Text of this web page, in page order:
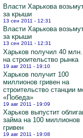
Власти Харькова
за крыши
13 сен 2011 - 12:31
Власти Харькова
за крыши
13 сен 2011 - 12:31
Харьков получил 40 млн.
на строительство рынка
19 авг 2011 - 19:10
Харьков получит 100
миллионов гривен на
строительство станции
«Победа»
19 авг 2011 - 19:09
Харьков выпустит
займа на 100 миллионов
гривен
19 авг 2011 - 19:08